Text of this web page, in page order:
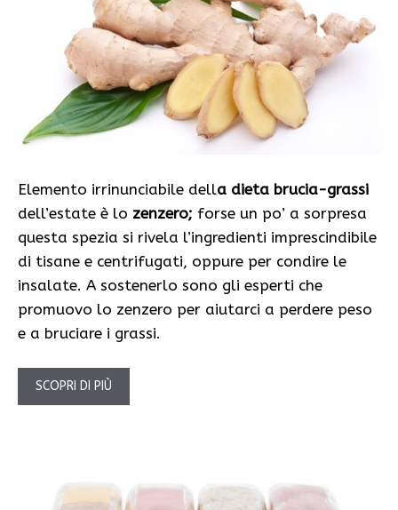
Elemento irrinunciabile della dieta brucia-grassi
dell’estate è lo zenzero; forse un po’ a sorpresa
questa spezia si rivela l’ingredienti imprescindibile
di tisane e centrifugati, oppure per condire le
insalate. A sostenerlo sono gli esperti che
promuovo lo zenzero per aiutarci a perdere peso
e a bruciare i grassi.
SCOPRI DI PIÙ